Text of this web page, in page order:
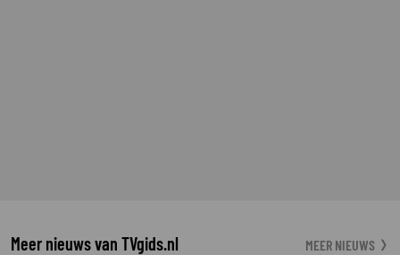
Meer nieuws van TVgids.nl MEER NIEUWS